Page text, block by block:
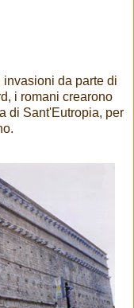
da parte di
i romani crearono
di Sant'Eutropia, per